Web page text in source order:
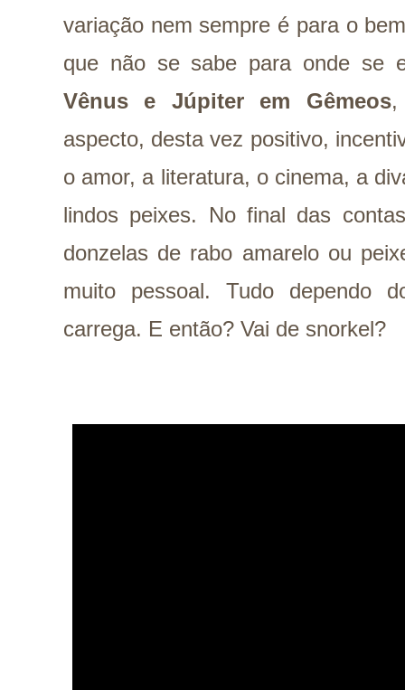
variação nem sempre é para o
que não se sabe para onde se
Vênus e Júpiter em Gêmeos,
aspecto, desta vez positivo,
o amor, a literatura, o cinema, a
lindos peixes. No final das
donzelas de rabo amarelo ou
muito pessoal. Tudo dependo
carrega. E então? Vai de snorkel?